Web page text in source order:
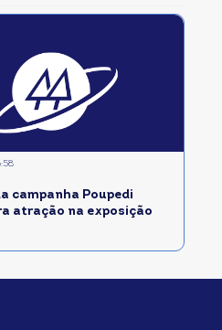
campanha Poupedi
atração na exposição